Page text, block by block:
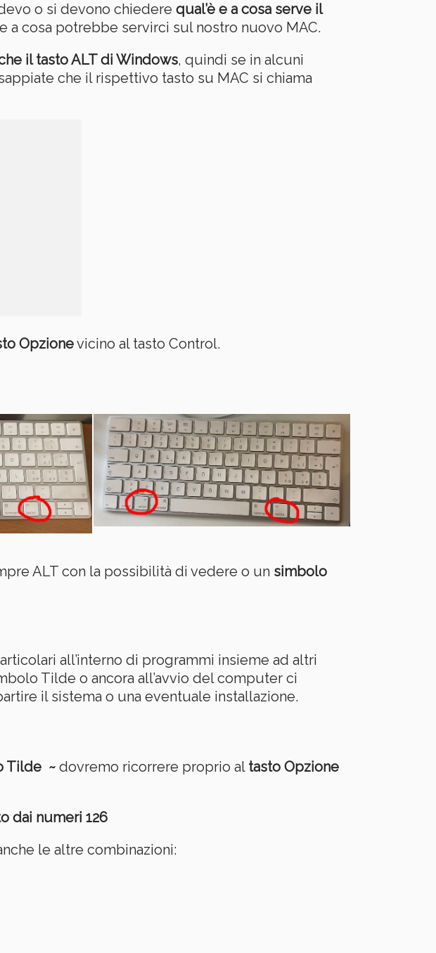
o si devono chiedere qual’è e a cosa serve il
a cosa potrebbe servirci sul nostro nuovo MAC.
il tasto ALT di Windows, quindi se in alcuni
che il rispettivo tasto su MAC si chiama
Opzionevicino al tasto Control.
ALT con la possibilità di vedere o un simbolo
all’interno di programmi insieme ad altri
Tilde o ancora all’avvio del computer ci
il sistema o una eventuale installazione.
Tilde ~ dovremo ricorrere proprio al tasto Opzione
dai numeri 126
le altre combinazioni: